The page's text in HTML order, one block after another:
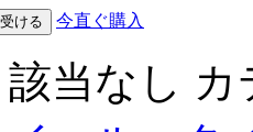
ける 今直ぐ購入
該当なし